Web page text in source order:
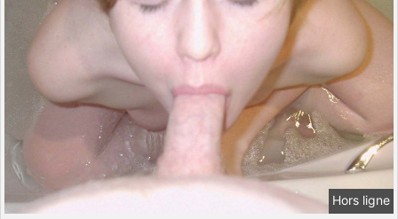
Hors ligne